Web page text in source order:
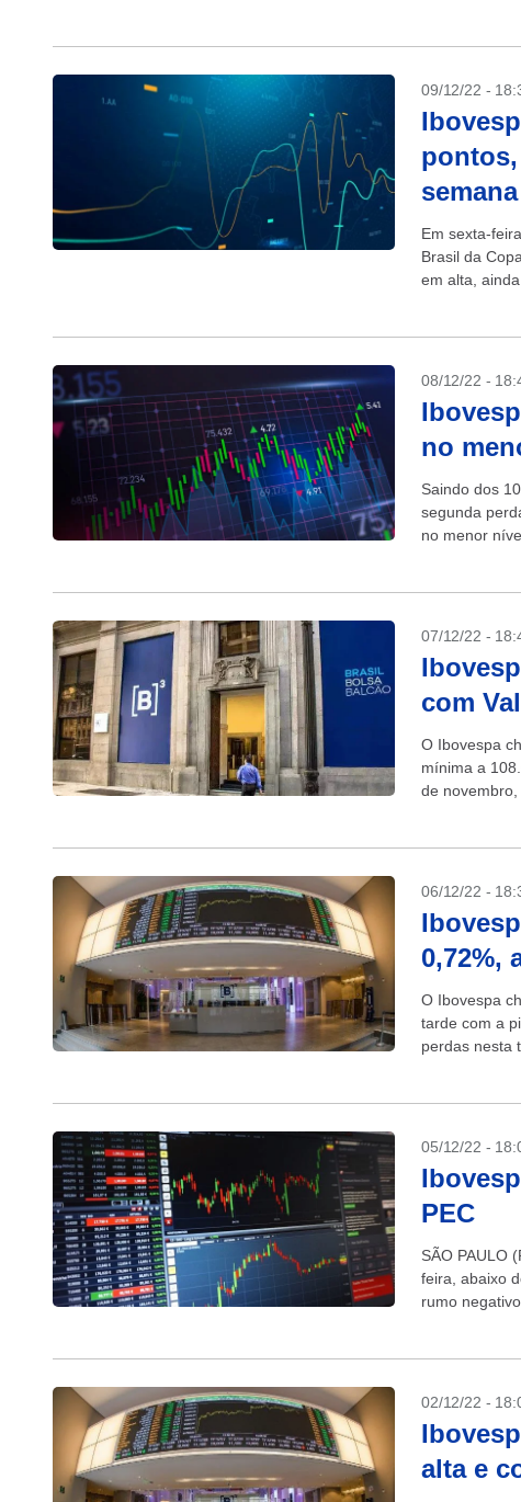
09/12/22 -
pontos,
semana
Em sexta-
Brasil da
em alta,
08/12/22 -
no
Saindo dos
segunda
no menor
07/12/22 -
com
O Ibovespa
mínima a
de
06/12/22 -
0,72%,
O Ibovespa
tarde com a
perdas nesta
05/12/22 -
PEC
SÃO PAULO
feira, abaixo
rumo
02/12/22 -
alta e